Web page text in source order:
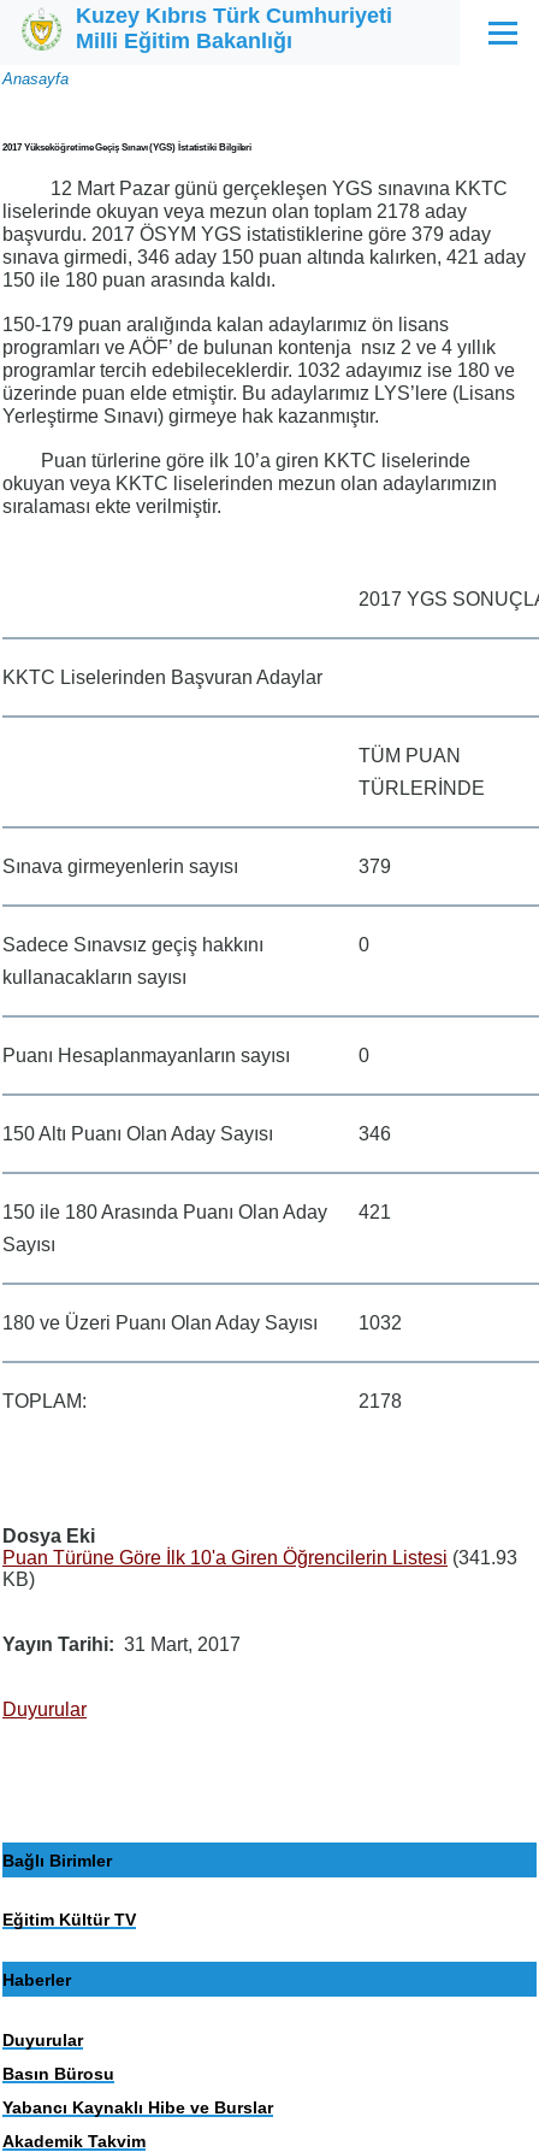
Ana içeriğe atla
Kuzey Kıbrıs Türk Cumhuriyeti
Milli Eğitim Bakanlığı
Menü
Sayfa
Anasayfa
2017 Yükseköğretime Geçiş Sınavı (YGS) İstatistiki Bilgileri
12 Mart Pazar günü gerçekleşen YGS sınavına KKTC
liselerinde okuyan veya mezun olan toplam 2178 aday
başvurdu. 2017 ÖSYM YGS istatistiklerine göre 379 aday
sınava girmedi, 346 aday 150 puan altında kalırken, 421 aday
150 ile 180 puan arasında kaldı.
150-179 puan aralığında kalan adaylarımız ön lisans
programları ve AÖF’ de bulunan kontenja nsız 2 ve 4 yıllık
programlar tercih edebileceklerdir. 1032 adayımız ise 180 ve
üzerinde puan elde etmiştir. Bu adaylarımız LYS’lere (Lisans
Yerleştirme Sınavı) girmeye hak kazanmıştır.
Puan türlerine göre ilk 10’a giren KKTC liselerinde
okuyan veya KKTC liselerinden mezun olan adaylarımızın
sıralaması ekte verilmiştir.
2017 YGS
KKTC Liselerinden Başvuran Adaylar
TÜM PUAN
TÜRLERİNDE
Sınava girmeyenlerin sayısı 379
Sadece Sınavsız geçiş hakkını
kullanacakların sayısı
0
Puanı Hesaplanmayanların sayısı 0
150 Altı Puanı Olan Aday Sayısı 346
150 ile 180 Arasında Puanı Olan Aday
Sayısı
421
180 ve Üzeri Puanı Olan Aday Sayısı 1032
TOPLAM: 2178
Dosya Eki
Puan Türüne Göre İlk 10'a Giren Öğrencilerin Listesi (341.93
KB)
Yayın Tarihi 31 Mart, 2017
Duyurular
Bağlı Birimler
Eğitim Kültür TV
Haberler
Duyurular
Basın Bürosu
Yabancı Kaynaklı Hibe ve Burslar
Akademik Takvim